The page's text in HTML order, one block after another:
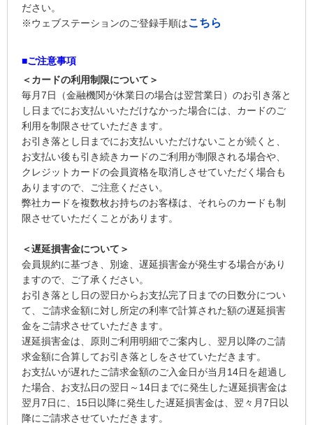
ださい。
※ウェブステーションのご登録手順はこちら
■ご注意事項
＜カードの利用制限について＞
毎月7日（金融機関が休業日の場合は翌営業日）のお引き落と
し日までにお支払いいただけなかった場合には、カードのご
利用を制限させていただきます。
お引き落とし日までにお支払いいただけないことが続くと、
お支払い後も引き続きカードのご利用が制限される場合や、
クレジットカードの会員資格を取消しさせていただく場合も
ありますので、ご注意ください。
弊社カードを複数枚お持ちのお客様は、それらのカードも制
限させていただくことがあります。
＜遅延損害金について＞
会員規約に基づき、別途、遅延損害金が発生する場合があり
ますので、ご了承ください。
お引き落とし日の翌日からお支払完了日までの日数分につい
て、ご請求金額に対し所定の利率で計算された額の遅延損害
金をご請求させていただきます。
遅延損害金は、原則ご利用明細でご案内し、翌月以降のご請
求金額に合算してお引き落としをさせていただきます。
お支払いが遅れたご請求金額のご入金日が当月14日を超過し
た場合、お支払日の翌日～14日までに発生した遅延損害金は
翌月7日に、15日以降に発生した遅延損害金は、翌々月7日以
降にご請求させていただきます。